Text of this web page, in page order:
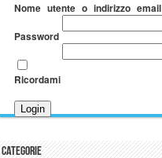
Nome utente o indirizzo email
Password
Ricordami
Categorie